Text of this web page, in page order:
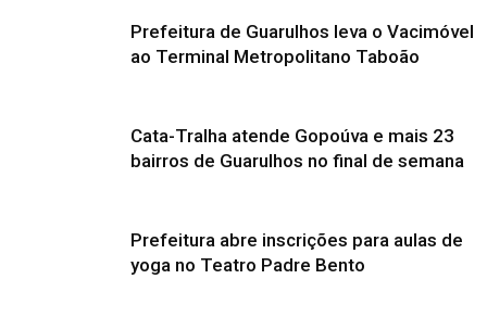
Prefeitura de Guarulhos leva o Vacimóvel
ao Terminal Metropolitano Taboão
Cata-Tralha atende Gopoúva e mais 23
bairros de Guarulhos no final de semana
Prefeitura abre inscrições para aulas de
yoga no Teatro Padre Bento